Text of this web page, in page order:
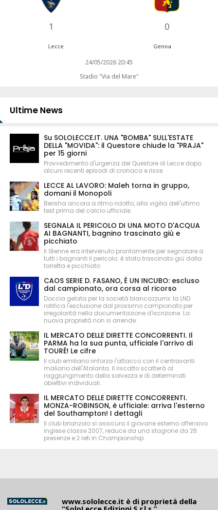
1 0
Lecce Genoa
24/05/2026 20:45
Stadio "Via del Mare"
Ultime News
Su SOLOLECCE.IT. UNA "BOMBA" SULL'ESTATE
DELLA "MOVIDA": il Questore chiude la "PRAJA"
per 15 giorni
Provvedimento d'urgenza del Questore di Lecce dopo
alcuni recenti episodi di cronaca e risse
LECCE AL LAVORO: Maleh torna in gruppo,
domani il Monopoli
Berisha ancora a ritmo ridotto, alla vigilia dell'ultimo
test prima del calcio ufficiale
SEGNALA IL PERICOLO DI UNA MOTO D'ACQUA
AI BAGNANTI, bagnino trascinato giù e
picchiato
Il 18enne era intervenuto prontamente per segnalare a
tutti i bagnanti il pericolo: è stato trascinato giù dalla
torretta e picchiato
CAOS SERIE D. FASANO, È UN INCUBO: escluso
dal campionato, ora corsa al ricorso
Doccia gelata per la società biancazzurra: la LND
ratifica l'esclusione dal prossimo campionato per
irregolarità nella documentazione d'iscrizione. La
nuova proprietà non si arrende.
IL MERCATO DELLE DIRETTE CONCORRENTI. Il
PARMA ha la sua punta, ufficiale l'arrivo di
TOURÉ! Le cifre
Il club emiliano rinforza l'attacco con il centravanti
maliano dell'Atalanta. Il riscatto scatterà al
raggiungimento della salvezza e di determinati
obiettivi individuali.
IL MERCATO DELLE DIRETTE CONCORRENTI.
MONZA-ROBINSON, è ufficiale: arriva l'esterno
del Southampton! I dettagli
Il club brianzolo si assicura il giovane esterno offensivo
inglese classe 2007, reduce da una stagione da 26
presenze e 2 reti in Championship.
www.sololecce.it è di proprietà della